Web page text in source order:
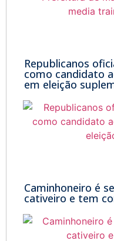
Republicanos
como candidato
em eleição
Caminhoneiro é
cativeiro e tem